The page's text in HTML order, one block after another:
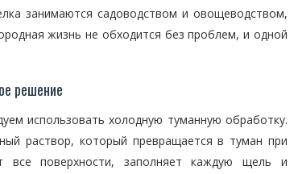
занимаются садоводством и овощеводством,
жизнь не обходится без проблем, и одной
решение
использовать холодную туманную обработку.
раствор, который превращается в туман при
все поверхности, заполняет каждую щель и